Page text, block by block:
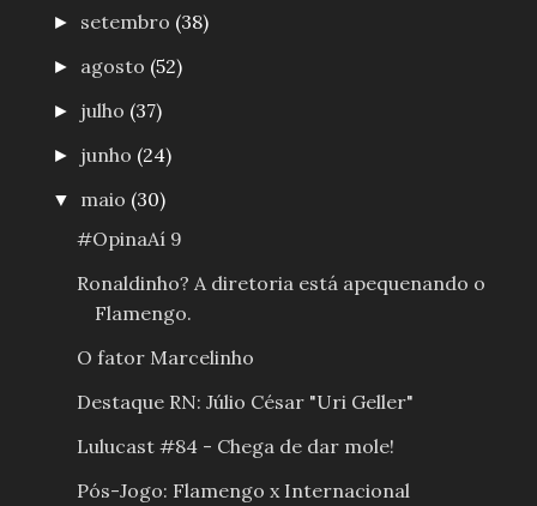
► setembro (38)
► agosto (52)
► julho (37)
► junho (24)
▼ maio (30)
#OpinaAí 9
Ronaldinho? A diretoria está apequenando o
Flamengo.
O fator Marcelinho
Destaque RN: Júlio César "Uri Geller"
Lulucast #84 - Chega de dar mole!
Pós-Jogo: Flamengo x Internacional